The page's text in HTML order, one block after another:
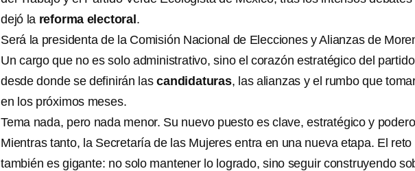
dejó la reforma electoral .
Será la presidenta de la Comisión Nacional de Elecciones y Alianzas de
Un cargo que no es solo administrativo, sino el corazón estratégico del
desde donde se definirán lascandidaturas, las alianzas y el rumbo que
en los próximos meses.
Tema nada, pero nada menor. Su nuevo puesto es clave, estratégico y
Mientras tanto, la Secretaría de las Mujeres entra en una nueva etapa. El reto
también es gigante: no solo mantener lo logrado, sino seguir construyendo